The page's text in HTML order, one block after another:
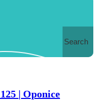
Search
| Oponice